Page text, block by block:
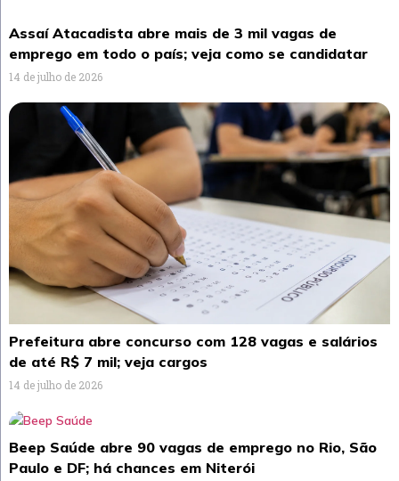
Assaí Atacadista abre mais de 3 mil vagas de
emprego em todo o país; veja como se candidatar
14 de julho de 2026
Prefeitura abre concurso com 128 vagas e salários
de até R$ 7 mil; veja cargos
14 de julho de 2026
Beep Saúde abre 90 vagas de emprego no Rio, São
Paulo e DF; há chances em Niterói